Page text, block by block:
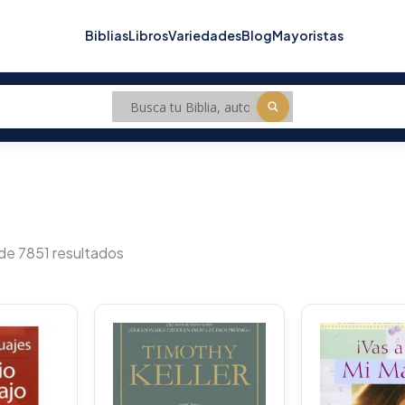
BibliasLibrosVariedadesBlogMayoristas
7851 resultados